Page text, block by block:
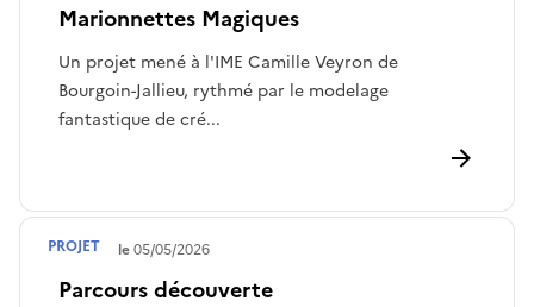
Marionnettes Magiques
Un projet mené à l'IME Camille Veyron de
Bourgoin-Jallieu, rythmé par le modelage
fantastique de cré...
Parcours découverte
Terminé le05/05/2026
PROJET